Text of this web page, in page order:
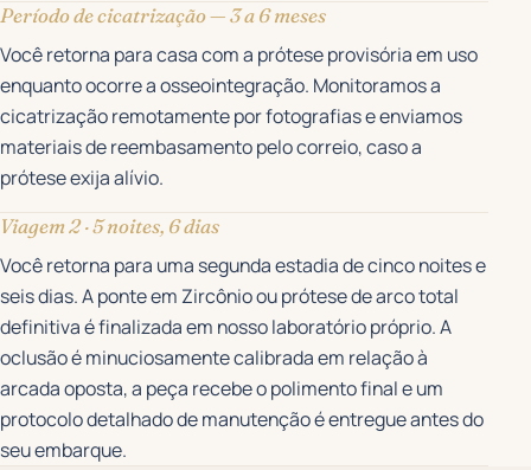
Período de cicatrização — 3 a 6 meses
Você retorna para casa com a prótese provisória em uso
enquanto ocorre a osseointegração. Monitoramos a
cicatrização remotamente por fotografias e enviamos
materiais de reembasamento pelo correio, caso a
prótese exija alívio.
Viagem 2 · 5 noites, 6 dias
Você retorna para uma segunda estadia de cinco noites e
seis dias. A ponte em Zircônio ou prótese de arco total
definitiva é finalizada em nosso laboratório próprio. A
oclusão é minuciosamente calibrada em relação à
arcada oposta, a peça recebe o polimento final e um
protocolo detalhado de manutenção é entregue antes do
seu embarque.